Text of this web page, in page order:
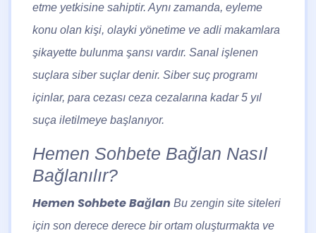
etme yetkisine sahiptir. Aynı zamanda, eyleme
konu olan kişi, olayki yönetime ve adli makamlara
şikayette bulunma şansı vardır. Sanal işlenen
suçlara siber suçlar denir. Siber suç programı
içinlar, para cezası ceza cezalarına kadar 5 yıl
suça iletilmeye başlanıyor.
Hemen Sohbete Bağlan Nasıl
Bağlanılır?
Hemen Sohbete Bağlan Bu zengin site siteleri
için son derece derece bir ortam oluşturmakta ve